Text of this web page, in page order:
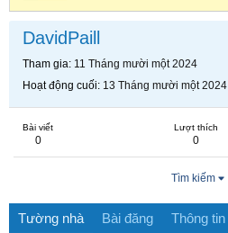
DavidPaill
Tham gia 11 Tháng mười một 2024
Hoạt động cuối 13 Tháng mười một 2024
Bài viết
0
Lượt thích
0
Tìm kiếm
Tường nhà Bài đăng Thông tin